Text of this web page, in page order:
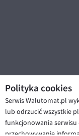
Polityka cookies
Serwis Walutomat.pl
lub odrzucić wszystkie
funkcjonowania serwisu
przechowywanie
©